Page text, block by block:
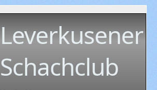
Leverkusener
Schachclub